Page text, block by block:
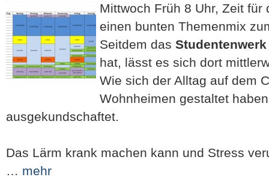
Mittwoch Früh 8 Uhr, Zeit
einen bunten Themenmix
Seitdem das Studentenwerk
hat, lässt es sich dort
Wie sich der Alltag auf dem
Wohnheimen gestaltet
ausgekundschaftet.
Das Lärm krank machen kann und Stress
… mehr